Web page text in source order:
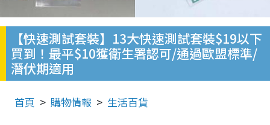
【快速測試套裝】13大快速測試套裝$19以下
買到！最平$10獲衛生署認可/通過歐盟標準/
潛伏期適用
首頁 購物情報 生活百貨